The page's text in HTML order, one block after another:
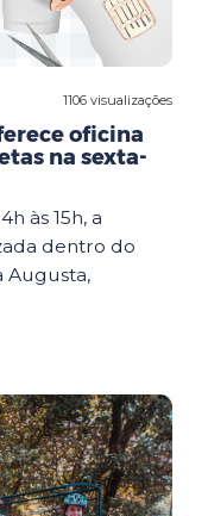
1106 visualizações
oficina
na sexta-
às 15h, a
dentro do
Augusta,